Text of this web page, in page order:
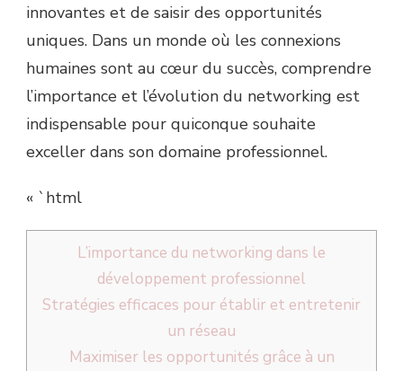
innovantes et de saisir des opportunités
uniques. Dans un monde où les connexions
humaines sont au cœur du succès, comprendre
l’importance et l’évolution du networking est
indispensable pour quiconque souhaite
exceller dans son domaine professionnel.
« `html
L’importance du networking dans le
développement professionnel
Stratégies efficaces pour établir et entretenir
un réseau
Maximiser les opportunités grâce à un